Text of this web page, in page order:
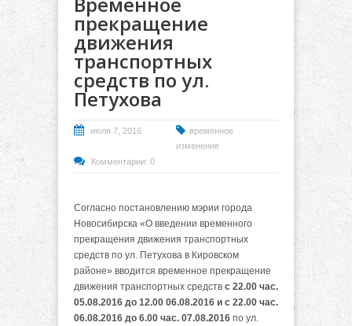
прекращение
движения
транспортных
средств по ул.
Петухова
июля 7, 2016
временное
изменение
Комментарии: 0
Согласно постановлению мэрии города
Новосибирска «О введении временного
прекращения движения транспортных
средств по ул. Петухова в Кировском
районе» вводится временное прекращение
движения транспортных средств с 22.00 час.
05.08.2016 до 12.00 06.08.2016 и с 22.00 час.
06.08.2016 до 6.00 час. 07.08.2016 по ул.